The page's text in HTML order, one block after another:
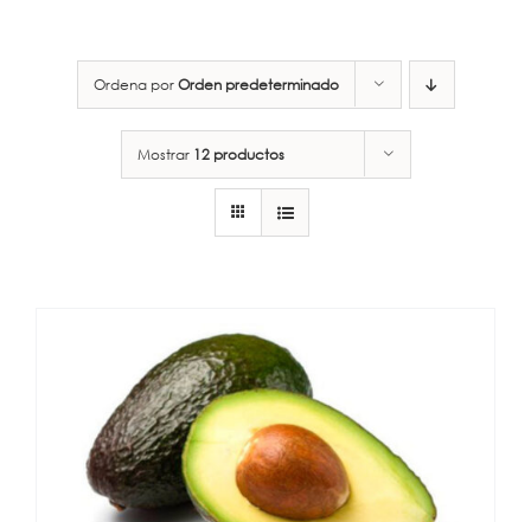
Ordena porOrden predeterminado
Mostrar 12 productos